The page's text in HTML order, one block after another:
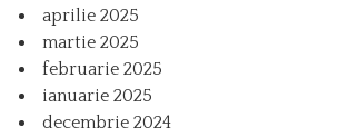
aprilie 2025
martie 2025
februarie 2025
ianuarie 2025
decembrie 2024